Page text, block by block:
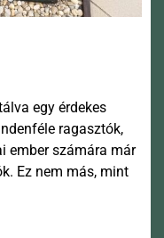
egy érdekes
ragasztók,
ember számára már
Ez nem más, mint